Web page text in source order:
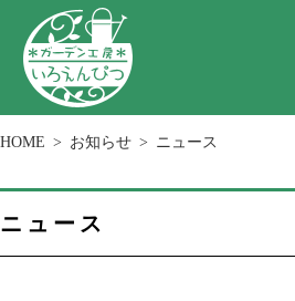
HOME お知らせ ニュース
ニュース